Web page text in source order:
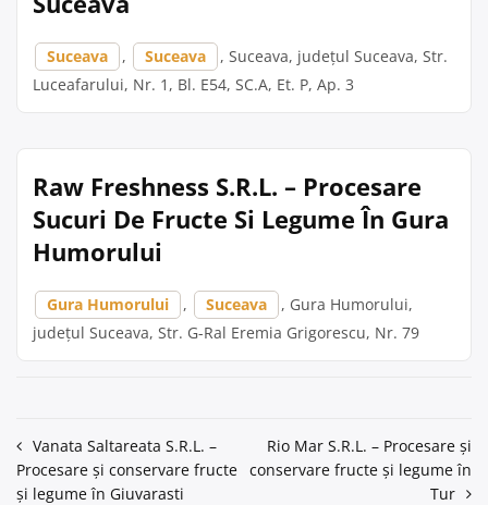
Suceava , Suceava
, Suceava, județul Suceava, Str.
Luceafarului, Nr. 1, Bl. E54, SC.A, Et. P, Ap. 3
Raw Freshness S.R.L. – Procesare
Sucuri De Fructe Si Legume În Gura
Humorului
Gura Humorului , Suceava
, Gura Humorului,
județul Suceava, Str. G-Ral Eremia Grigorescu, Nr. 79
Navigare
în
Vanata Saltareata S.R.L. –
Procesare și conservare fructe
și legume în Giuvarasti
Rio Mar S.R.L. – Procesare și
conservare fructe și legume în
Tur